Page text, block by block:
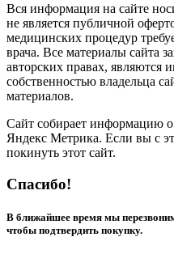
Вся информация на сайте
не является публичной
медицинских процедур
врача. Все материалы сайта
авторских правах, являются
собственностью владельца
материалов.
Сайт собирает информацию
Яндекс Метрика. Если вы с
покинуть этот сайт.
Спасибо!
В ближайшее время мы
чтобы подтвердить покупку.